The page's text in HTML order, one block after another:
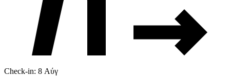
Check-in: 8 Αύγ